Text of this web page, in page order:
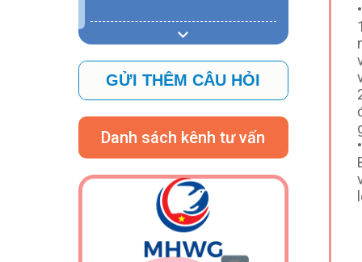
GỬI THÊM CÂU HỎI
Danh sách kênh tư vấn
•